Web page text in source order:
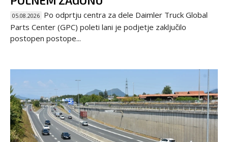
05.08.2026 Po odprtju centra za dele Daimler Truck Global
Parts Center (GPC) poleti lani je podjetje zaključilo
postopen postope...